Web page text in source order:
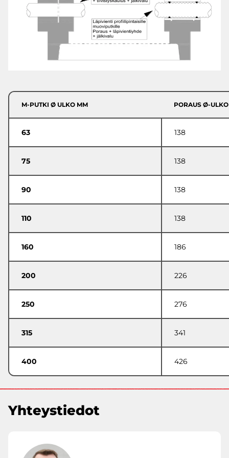
M-PUTKI Ø ULKO MM PORAUS Ø-
63 138
75 138
90 138
110 138
160 186
200 226
250 276
315 341
400 426
Yhteystiedot